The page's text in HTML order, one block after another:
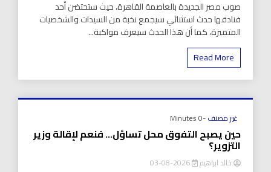
صوب مصر الجديدة بالعاصمة القاهرة، حيث ستحتضن أحد
فنادقها حدث استثنائي سيجمع نخبة من السيدات والشخصيات
المتميزة، كما أن هذا الحدث سيعرف مواكبة...
Read More
غير مصنف-0 Minutes
حين يصبح التفوق محل تساؤل… فنعم لإقالة وزير
التزوير؟
خالد ابراهيم 2026-08-03